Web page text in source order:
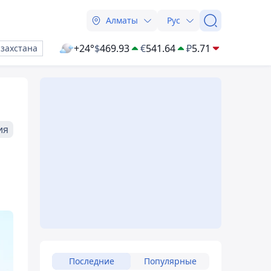
Алматы Рус
+24°$469.93 €541.64 ₽5.71
Последние Популярные